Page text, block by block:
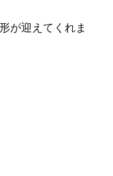
が迎えてくれま